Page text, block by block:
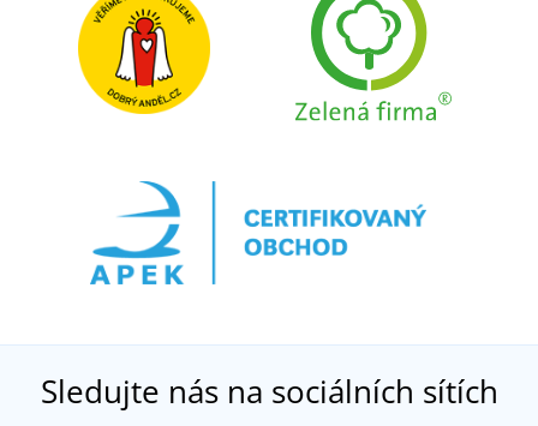
Sledujte nás na sociálních sítích